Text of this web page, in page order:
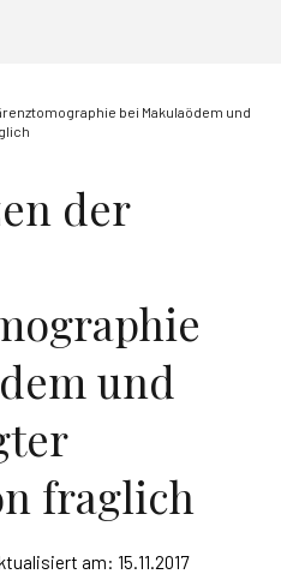
bei Makulaödem und
der
und
fraglich
am: 15.11.2017